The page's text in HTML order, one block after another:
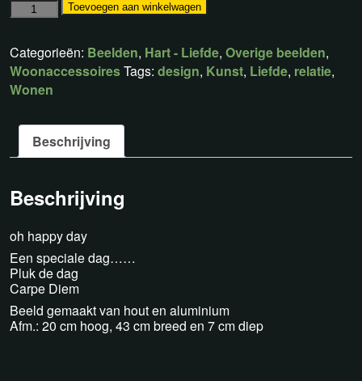
Toevoegen aan winkelwagen
Categorieën: Beelden, Hart - Liefde, Overige beelden,
WoonaccessoiresTags: design, Kunst, Liefde, relatie,
Wonen
Beschrijving
Beschrijving
oh happy day
Een speciale dag……
Pluk de dag
Carpe Diem
Beeld gemaakt van hout en aluminium
Afm.: 20 cm hoog, 43 cm breed en 7 cm diep